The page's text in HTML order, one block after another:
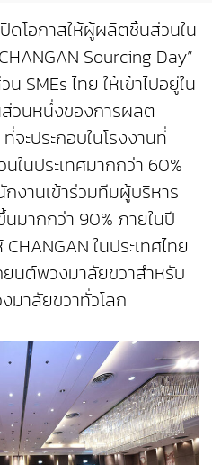
ดโอกาสให้ผู้ผลิตชิ้นส่วนใน
Sourcing Day”
SMEs ไทย ให้เข้าไปอยู่ใน
วนหนึ่งของการผลิต
จะประกอบในโรงงานที่
ในประเทศมากกว่า 60%
งานเข้าร่วมทีมผู้บริหาร
มากกว่า 90% ภายในปี
ในประเทศไทย
นต์พวงมาลัยขวาสำหรับ
มาลัยขวาทั่วโลก